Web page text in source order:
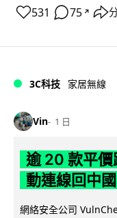
531 75 ↗
3C科技 家居無線
Vin 1 日
逾 20 款平價
動連線回中
網絡安全公司